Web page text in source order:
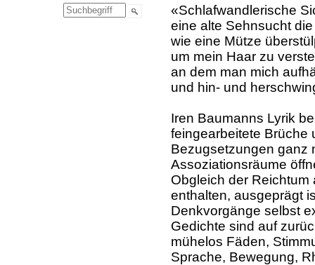
«Schlafwandlerische
eine alte Sehnsucht
wie eine Mütze
um mein Haar zu
an dem man mich
und hin- und
Iren Baumanns Lyrik
feingearbeitete Brüche
Bezugsetzungen ganz
Assoziationsräume
Obgleich der
enthalten, ausgeprägt
Denkvorgänge selbst
Gedichte sind auf
mühelos Fäden,
Sprache, Bewegung,